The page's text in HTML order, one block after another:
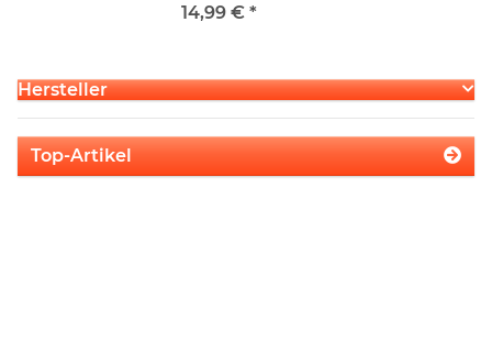
14,99 € *
Hersteller
Top-Artikel